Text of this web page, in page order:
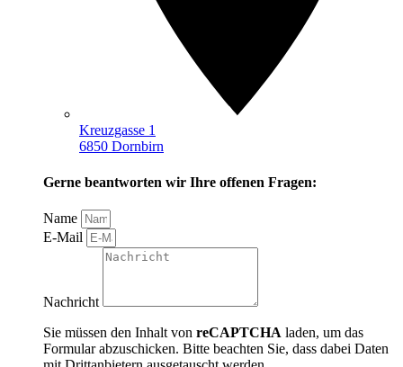
Kreuzgasse 1
6850 Dornbirn
Gerne beantworten wir Ihre offenen Fragen:
Name
E-Mail
Nachricht
Sie müssen den Inhalt von reCAPTCHA laden, um das
Formular abzuschicken. Bitte beachten Sie, dass dabei Daten